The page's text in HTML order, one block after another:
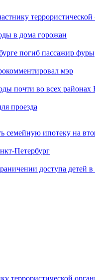
в дома горожан
погиб пассажир фуры
мэр
почти во всех районах
проезда
семейную ипотеку на
Петербург
доступа детей в
террористической